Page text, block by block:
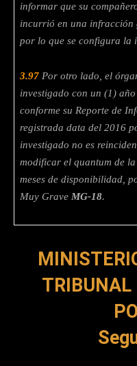
informar que su
incurrió en una infracción
por lo que se configura la
3.97 Por otro lado, el
investigado con un (1)
conforme su Reporte de
registrada data del 2016
investigado no es
modificar el quantum de
meses de disponibilidad,
Muy Grave MG-18.
TRIBUNAL